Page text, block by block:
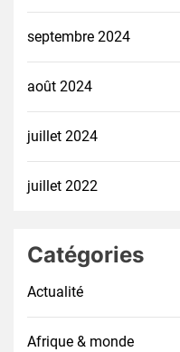
septembre 2024
août 2024
juillet 2024
juillet 2022
Catégories
Actualité
Afrique & monde